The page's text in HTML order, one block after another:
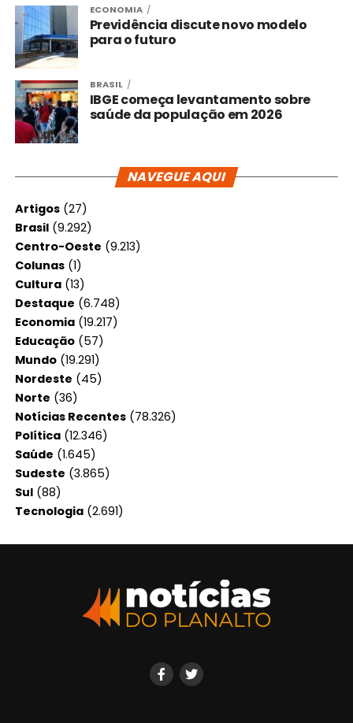
ECONOMIA
Previdência discute novo modelo
para o futuro
BRASIL
IBGE começa levantamento sobre
saúde da população em 2026
NAVEGUE AQUI
Artigos(27)
Brasil(9.292)
Centro-Oeste (9.213)
Colunas(1)
Cultura(13)
Destaque (6.748)
Economia(19.217)
Educação(57)
Mundo(19.291)
Nordeste (45)
Norte (36)
Notícias Recentes(78.326)
Política(12.346)
Saúde (1.645)
Sudeste (3.865)
Sul(88)
Tecnologia(2.691)